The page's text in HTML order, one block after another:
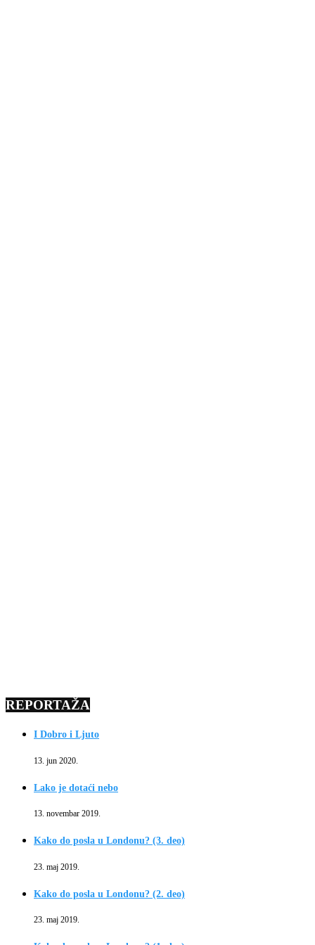
REPORTAŽA
I Dobro i Ljuto
13. jun 2020.
Lako je dotaći nebo
13. novembar 2019.
Kako do posla u Londonu? (3. deo)
23. maj 2019.
Kako do posla u Londonu? (2. deo)
23. maj 2019.